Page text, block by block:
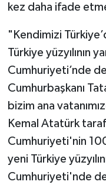
kez daha ifade
"Kendimizi
Türkiye yüzyılının
Cumhuriyeti’nde
Cumhurbaşkanı
bizim ana
Kemal Atatürk
Cumhuriyeti'nin
yeni Türkiye
Cumhuriyeti'nde de